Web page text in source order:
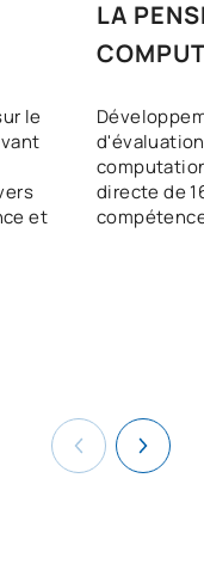
le
et
LA
directe de